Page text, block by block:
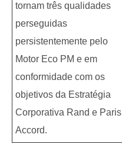
tornam três qualidades
perseguidas
persistentemente pelo
Motor Eco PM e em
conformidade com os
objetivos da Estratégia
Corporativa Rand e Paris
Accord.